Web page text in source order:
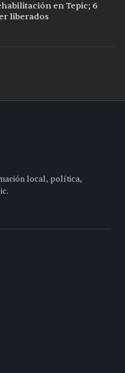
en Tepic; 6
liberados
local, política,